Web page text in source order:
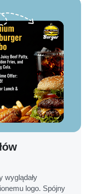
wyglądały
logo. Spójny